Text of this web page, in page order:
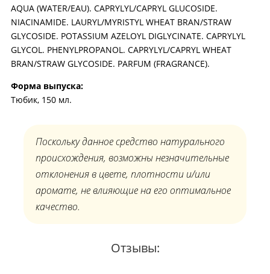
AQUA (WATER/EAU). CAPRYLYL/CAPRYL GLUCOSIDE.
NIACINAMIDE. LAURYL/MYRISTYL WHEAT BRAN/STRAW
GLYCOSIDE. POTASSIUM AZELOYL DIGLYCINATE. CAPRYLYL
GLYCOL. PHENYLPROPANOL. CAPRYLYL/CAPRYL WHEAT
BRAN/STRAW GLYCOSIDE. PARFUM (FRAGRANCE).
Форма выпуска:
Тюбик, 150 мл.
Поскольку данное средство натурального
происхождения, возможны незначительные
отклонения в цвете, плотности и/или
аромате, не влияющие на его оптимальное
качество.
Отзывы: